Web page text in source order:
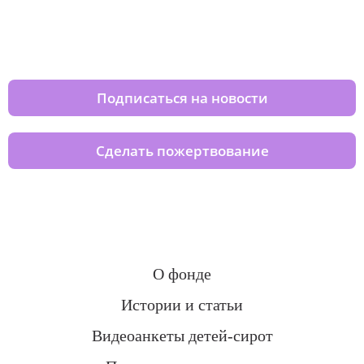
Подписаться на новости
Сделать пожертвование
О фонде
Истории и статьи
Видеоанкеты детей-сирот